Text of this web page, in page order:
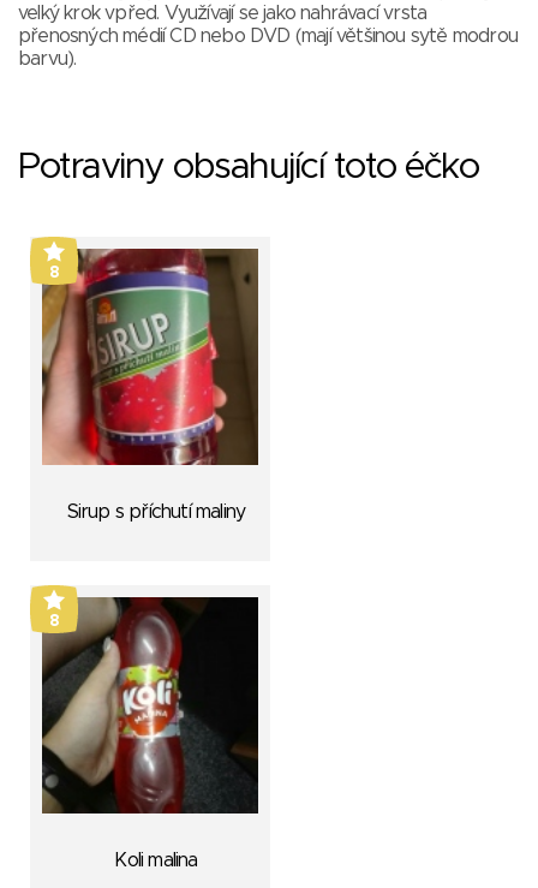
velký krok vpřed. Využívají se jako nahrávací vrsta
přenosných médií CD nebo DVD (mají většinou sytě modrou
barvu).
Potraviny obsahující toto éčko
8
Sirup s příchutí maliny
8
Koli malina